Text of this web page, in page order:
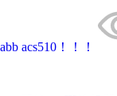
abb acs510！！！